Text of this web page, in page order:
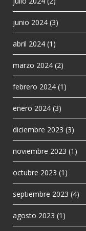
junio 2024 (3)
abril 2024 (1)
marzo 2024 (2)
febrero 2024 (1)
enero 2024 (3)
diciembre 2023 (3)
noviembre 2023 (1)
octubre 2023 (1)
septiembre 2023 (4)
agosto 2023 (1)